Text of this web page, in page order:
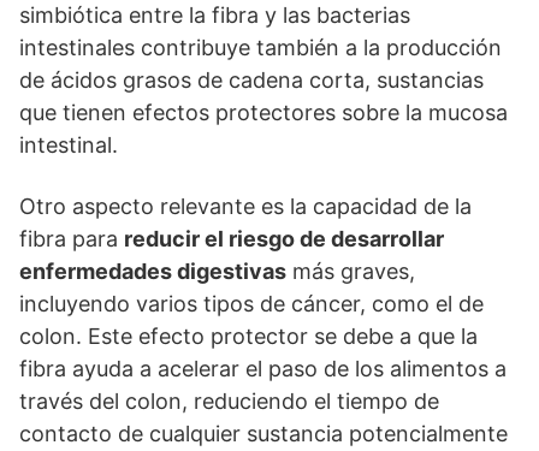
simbiótica entre la fibra y las bacterias
intestinales contribuye también a la producción
de ácidos grasos de cadena corta, sustancias
que tienen efectos protectores sobre la mucosa
intestinal.
Otro aspecto relevante es la capacidad de la
fibra para reducir el riesgo de desarrollar
enfermedades digestivas más graves,
incluyendo varios tipos de cáncer, como el de
colon. Este efecto protector se debe a que la
fibra ayuda a acelerar el paso de los alimentos a
través del colon, reduciendo el tiempo de
contacto de cualquier sustancia potencialmente